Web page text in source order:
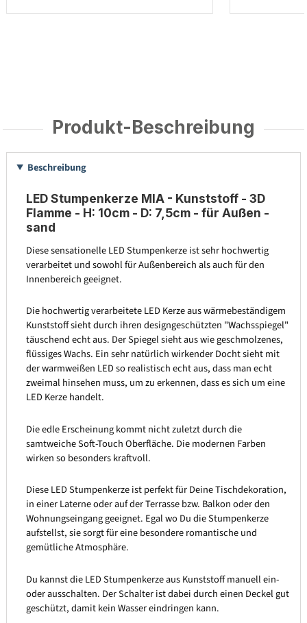
Produkt-Beschreibung
Beschreibung
LED Stumpenkerze MIA - Kunststoff - 3D
Flamme - H: 10cm - D: 7,5cm - für Außen -
sand
Diese sensationelle LED Stumpenkerze ist sehr hochwertig
verarbeitet und sowohl für Außenbereich als auch für den
Innenbereich geeignet.
Die hochwertig verarbeitete LED Kerze aus wärmebeständigem
Kunststoff sieht durch ihren designgeschützten "Wachsspiegel"
täuschend echt aus. Der Spiegel sieht aus wie geschmolzenes,
flüssiges Wachs. Ein sehr natürlich wirkender Docht sieht mit
der warmweißen LED so realistisch echt aus, dass man echt
zweimal hinsehen muss, um zu erkennen, dass es sich um eine
LED Kerze handelt.
Die edle Erscheinung kommt nicht zuletzt durch die
samtweiche Soft-Touch Oberfläche. Die modernen Farben
wirken so besonders kraftvoll.
Diese LED Stumpenkerze ist perfekt für Deine Tischdekoration,
in einer Laterne oder auf der Terrasse bzw. Balkon oder den
Wohnungseingang geeignet. Egal wo Du die Stumpenkerze
aufstellst, sie sorgt für eine besondere romantische und
gemütliche Atmosphäre.
Du kannst die LED Stumpenkerze aus Kunststoff manuell ein-
oder ausschalten. Der Schalter ist dabei durch einen Deckel gut
geschützt, damit kein Wasser eindringen kann.